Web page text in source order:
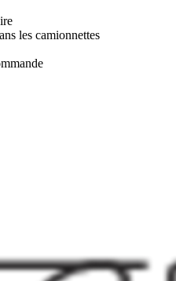
les camionnettes